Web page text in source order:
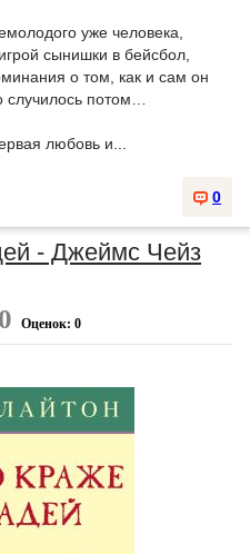
уже человека,
сынишки в бейсбол,
о том, как и сам он
потом…
любовь и...
0
- Джеймс Чейз
0 Оценок: 0